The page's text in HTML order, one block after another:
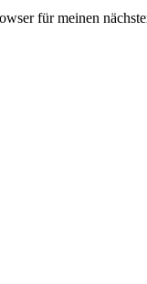
für meinen